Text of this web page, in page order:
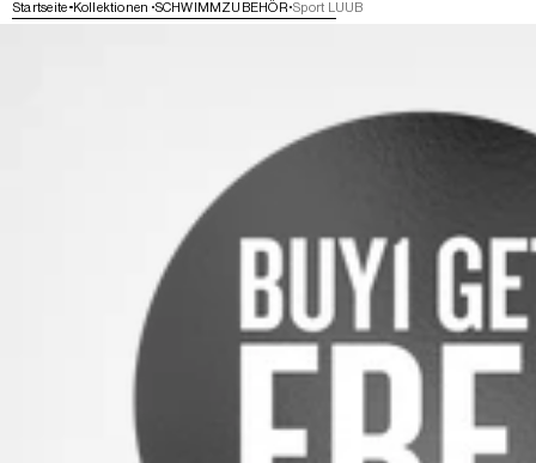
Startseite Kollektionen SCHWIMMZUBEHÖR Sport LUUB
WEITER ZU DEN PRODUKTINFORMATIONEN